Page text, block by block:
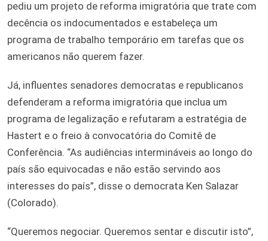
pediu um projeto de reforma imigratória que trate com
decência os indocumentados e estabeleça um
programa de trabalho temporário em tarefas que os
americanos não querem fazer.
Já, influentes senadores democratas e republicanos
defenderam a reforma imigratória que inclua um
programa de legalização e refutaram a estratégia de
Hastert e o freio à convocatória do Comitê de
Conferência. “As audiências intermináveis ao longo do
país são equivocadas e não estão servindo aos
interesses do país”, disse o democrata Ken Salazar
(Colorado).
“Queremos negociar. Queremos sentar e discutir isto”,